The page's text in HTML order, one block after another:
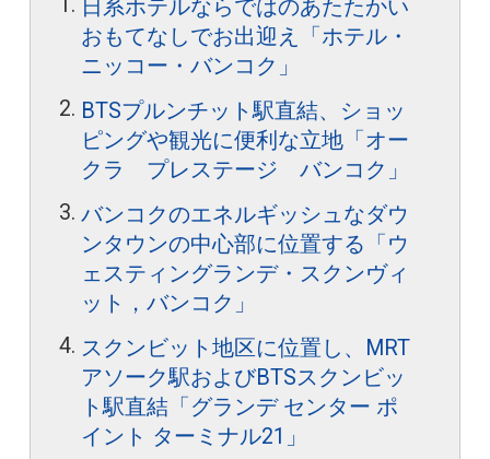
日系ホテルならではのあたたかい
おもてなしでお出迎え「ホテル・
ニッコー・バンコク」
BTSプルンチット駅直結、ショッ
ピングや観光に便利な立地「オー
クラ プレステージ バンコク」
バンコクのエネルギッシュなダウ
ンタウンの中心部に位置する「ウ
ェスティングランデ・スクンヴィ
ット，バンコク」
スクンビット地区に位置し、MRT
アソーク駅およびBTSスクンビッ
ト駅直結「グランデ センター ポ
イント ターミナル21」